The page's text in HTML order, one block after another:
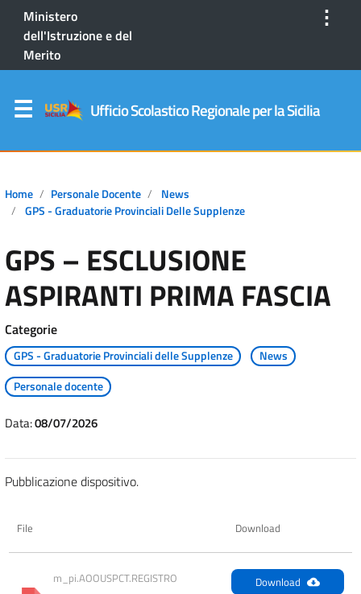
Ministero
dell'Istruzione e del
Merito
⋮
Ufficio Scolastico Regionale per la Sicilia
Home Personale Docente
News
GPS - Graduatorie Provinciali Delle Supplenze
GPS – ESCLUSIONE
ASPIRANTI PRIMA FASCIA
Categorie
GPS - Graduatorie Provinciali delle Supplenze
News
Personale docente
Data:08/07/2026
Pubblicazione dispositivo.
File Download
m_pi.AOOUSPCT.REGISTRO
Download